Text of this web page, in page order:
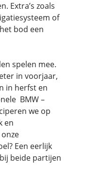
Extra’s zoals
of
bod een
spelen mee.
in voorjaar,
in herfst en
BMW –
we op
en
Een eerlijk
beide partijen